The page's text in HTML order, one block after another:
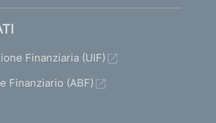
Finanziaria (UIF)
Finanziario (ABF)